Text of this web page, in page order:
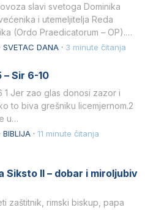
slavi svetoga Dominika
i utemeljitelja Reda
(Ordo Praedicatorum – OP).
dubokom ljubavlju prema
DANA · 3 minute čitanja
– Sir 6-10
Jer zao glas donosi zazor i
to biva grešniku licemjernom.2
u…
· 11 minute čitanja
Siksto II – dobar i miroljubiv
zaštitnik, rimski biskup, papa